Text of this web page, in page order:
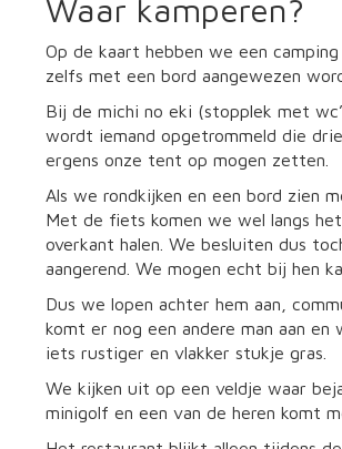
Waar kamperen?
Op de kaart hebben we een
zelfs met een bord aangewezen
Bij de michi no eki (stopplek met
wordt iemand opgetrommeld die
ergens onze tent op mogen zetten.
Als we rondkijken en een bord zien
Met de fiets komen we wel langs
overkant halen. We besluiten dus
aangerend. We mogen echt bij hen
Dus we lopen achter hem aan,
komt er nog een andere man aan
iets rustiger en vlakker stukje gras.
We kijken uit op een veldje waar
minigolf en een van de heren komt